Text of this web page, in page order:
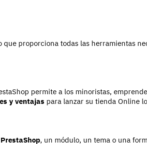
que proporciona todas las herramientas
permite a los minoristas,
y ventajas para lanzar su tienda Online
, un módulo, un tema o una